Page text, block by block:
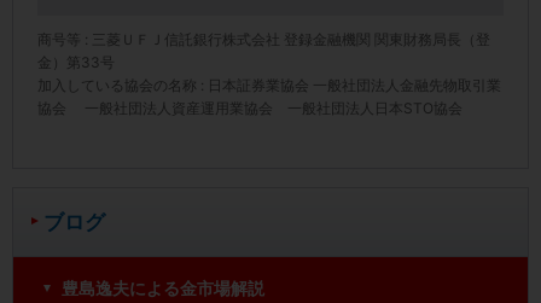
ブログ
豊島逸夫による金市場解説
商号等 : 三菱ＵＦＪ信託銀行株式会社 登録金融機関 関東財務局長（登
金）第33号
加入している協会の名称 : 日本証券業協会 一般社団法人金融先物取引業
協会 一般社団法人資産運用業協会 一般社団法人日本STO協会